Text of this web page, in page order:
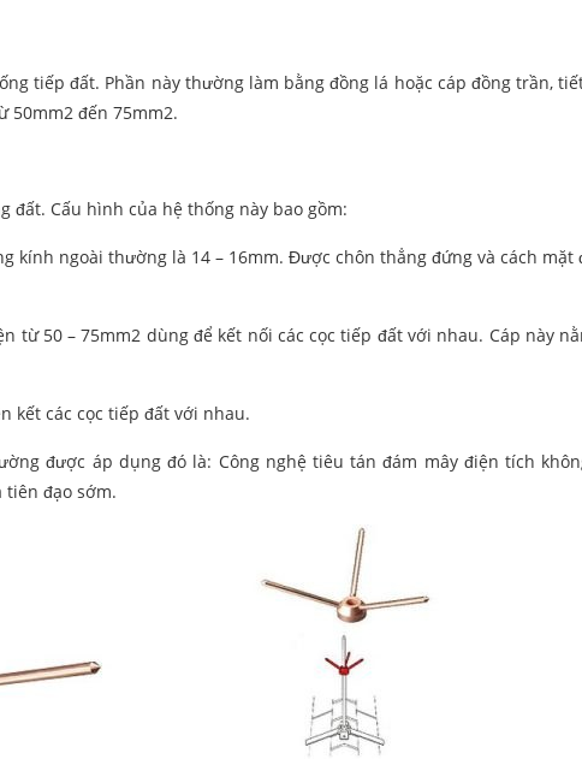
tiếp đất. Phần này thường làm bằng đồng lá hoặc cáp đồng trần,
50mm2 đến 75mm2.
đất. Cấu hình của hệ thống này bao gồm:
kính ngoài thường là 14 – 16mm. Được chôn thẳng đứng và cách mặt
từ 50 – 75mm2 dùng để kết nối các cọc tiếp đất với nhau. Cáp này
kết các cọc tiếp đất với nhau.
được áp dụng đó là: Công nghệ tiêu tán đám mây điện tích
đạo sớm.